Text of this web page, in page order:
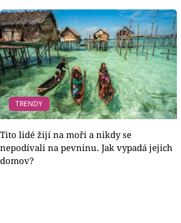
TRENDY
Tito lidé žijí na moři a nikdy se
nepodívali na pevninu. Jak vypadá jejich
domov?